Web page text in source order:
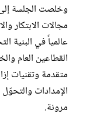
وخلصت الجلسة إلى
مجالات الابتكار
عالمياً في البنية
القطاعين العام
متقدمة وتقنيات
الإمدادات
مرونة.